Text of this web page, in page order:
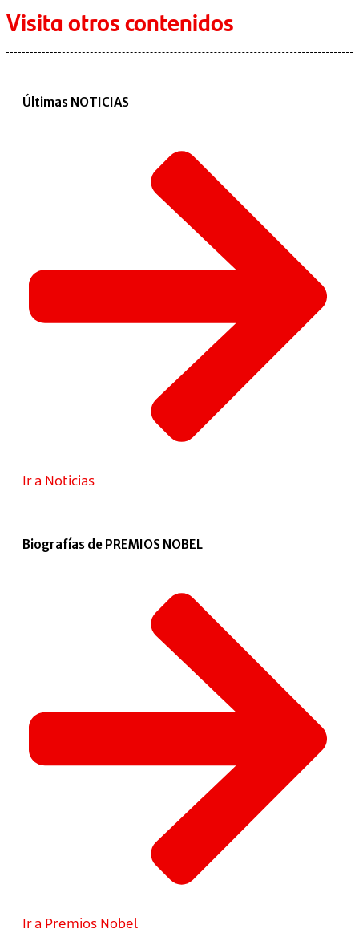
Visita otros contenidos
Últimas NOTICIAS
Ir a Noticias
Biografías de PREMIOS NOBEL
Ir a Premios Nobel